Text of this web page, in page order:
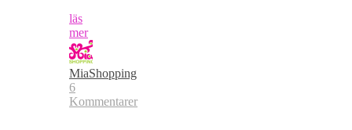
läs
mer
MiaShopping
6
Kommentarer